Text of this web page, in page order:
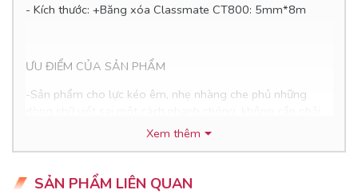
- Kích thước: +Băng xóa Classmate CT800: 5mm*8m
ƯU ĐIỂM CỦA SẢN PHẨM
-Sản phẩm cho lực kéo êm, nhẹ nhàng che phủ những
chờ cho vết xóa khô như loại bút xóa dùng mực thông
- Băng xóa chất lượng cao, có độ dày vừa phải và dẻo dai,
ít đứt khi sử dụng, giúp cho chữ viết rõ ràng, không bị nhòe,
Xem thêm
SẢN PHẨM LIÊN QUAN